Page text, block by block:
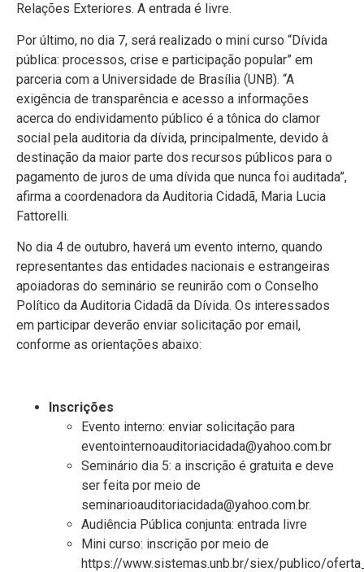
Relações Exteriores. A entrada é livre.
Por último, no dia 7, será realizado o mini curso “Dívida
pública: processos, crise e participação popular” em
parceria com a Universidade de Brasília (UNB). “A
exigência de transparência e acesso a informações
acerca do endividamento público é a tônica do clamor
social pela auditoria da dívida, principalmente, devido à
destinação da maior parte dos recursos públicos para o
pagamento de juros de uma dívida que nunca foi auditada”,
afirma a coordenadora da Auditoria Cidadã, Maria Lucia
Fattorelli.
No dia 4 de outubro, haverá um evento interno, quando
representantes das entidades nacionais e estrangeiras
apoiadoras do seminário se reunirão com o Conselho
Político da Auditoria Cidadã da Dívida. Os interessados
em participar deverão enviar solicitação por email,
conforme as orientações abaixo:
Inscrições
Evento interno: enviar solicitação para
eventointernoauditoriacidada@yahoo.com.br
Seminário dia 5: a inscrição é gratuita e deve
ser feita por meio de
seminarioauditoriacidada@yahoo.com.br.
Audiência Pública conjunta: entrada livre
Mini curso: inscrição por meio de
https://www.sistemas.unb.br/siex/publico/